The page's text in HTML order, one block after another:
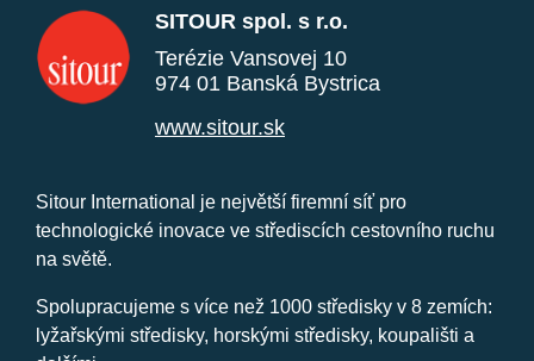
SITOUR spol. s r.o.
Terézie Vansovej 10
974 01 Banská Bystrica
www.sitour.sk
Sitour International je největší firemní síť pro
technologické inovace ve střediscích cestovního ruchu
na světě.
Spolupracujeme s více než 1000 středisky v 8 zemích:
lyžařskými středisky, horskými středisky, koupališti a